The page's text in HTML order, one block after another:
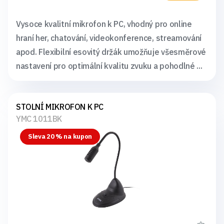
Vysoce kvalitní mikrofon k PC, vhodný pro online
hraní her, chatování, videokonference, streamování
apod. Flexibilní esovitý držák umožňuje všesměrové
nastavení pro optimální kvalitu zvuku a pohodlné ...
STOLNÍ MIKROFON K PC
YMC 1011BK
Sleva 20 % na kupon